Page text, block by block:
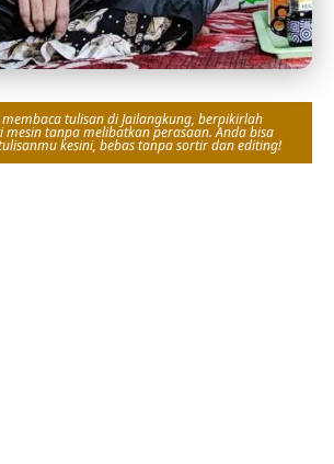
tulisan di Jailangkung, berpikirlah
mesin tanpa melibatkan perasaan. Anda bisa
kesini, bebas tanpa sortir dan editing!